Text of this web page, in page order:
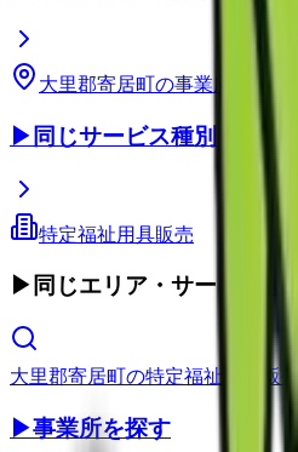
大里郡寄居町の事業所
▶ 同じサービス種別
特定福祉用具販売
▶ 同じエリア・サービス種別
大里郡寄居町の特定福祉用具販売
▶事業所を探す